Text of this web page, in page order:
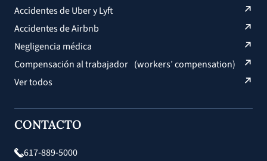
Accidentes de Uber y Lyft
Accidentes de Airbnb
Negligencia médica
Compensación al trabajador (workers’ compensation)
Ver todos
CONTACTO
617-889-5000